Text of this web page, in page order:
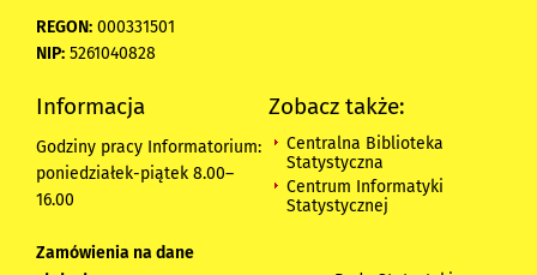
REGON: 000331501
NIP: 5261040828
Informacja
Godziny pracy Informatorium:
poniedziałek-piątek 8.00–
16.00
Zamówienia na dane
Zobacz także:
Centralna Biblioteka
Statystyczna
Centrum Informatyki
Statystycznej